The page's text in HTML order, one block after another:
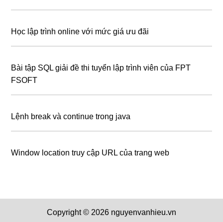
Học lập trình online với mức giá ưu đãi
Bài tập SQL giải đề thi tuyển lập trình viên của FPT
FSOFT
Lệnh break và continue trong java
Window location truy cập URL của trang web
Copyright © 2026 nguyenvanhieu.vn